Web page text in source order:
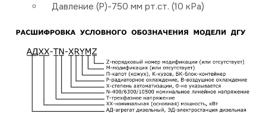
Давление (P)-750 мм рт.ст. (10 кРа)